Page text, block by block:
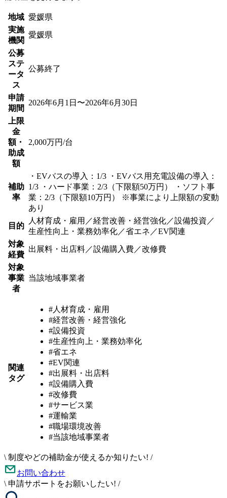
地域 愛媛県
実施
機関
愛媛県
公募
ステ
ータ
ス
公募終了
申請
期間
2026年6月1日〜2026年6月30日
上限
金
額・
助成
額
2,000万円/台
補助
率
・EVバスの導入：1/3 ・EVバス用充電設備の導入：
1/3 ・ハード事業：2/3（下限額50万円） ・ソフト事
業：2/3（下限額10万円） ※事業により上限額の変動
あり
目的
人材育成・雇用／経営改善・経営強化／設備投資／
生産性向上・業務効率化／省エネ／EV関連
対象
経費
出展料・出店料／設備購入費／改修費
対象
事業
者
当該地域事業者
関連
タグ
#人材育成・雇用
#経営改善・経営強化
#設備投資
#生産性向上・業務効率化
#省エネ
#EV関連
#出展料・出店料
#設備購入費
#改修費
#サービス業
#運輸業
#職場環境改善
#当該地域事業者
\ 制度やどの補助金が使えるか知りたい! /
お問い合わせ
\ 申請サポートをお願いしたい! /